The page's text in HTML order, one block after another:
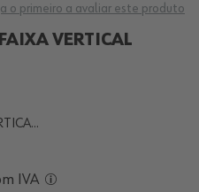
o primeiro a avaliar este produto
VERTICAL
IVA